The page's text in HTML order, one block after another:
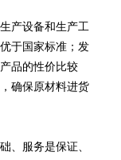
产设备和生产工
于国家标准；发
品的性价比较
确保原材料进货
、服务是保证、